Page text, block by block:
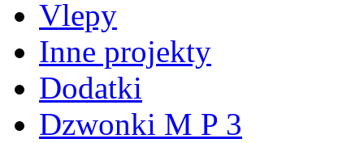
Vlepy
Inne projekty
Dodatki
Dzwonki M P 3